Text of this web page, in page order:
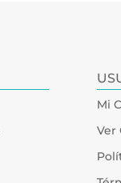
Mi
Ver